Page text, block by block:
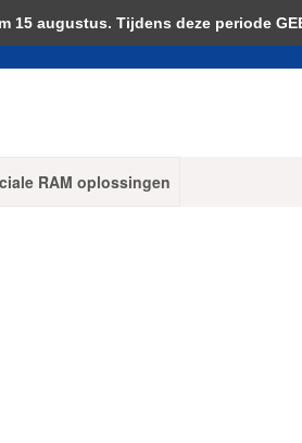
RAM oplossingen
cookies om onze website te verbeteren. Dit
augustus. Tijdens deze periode